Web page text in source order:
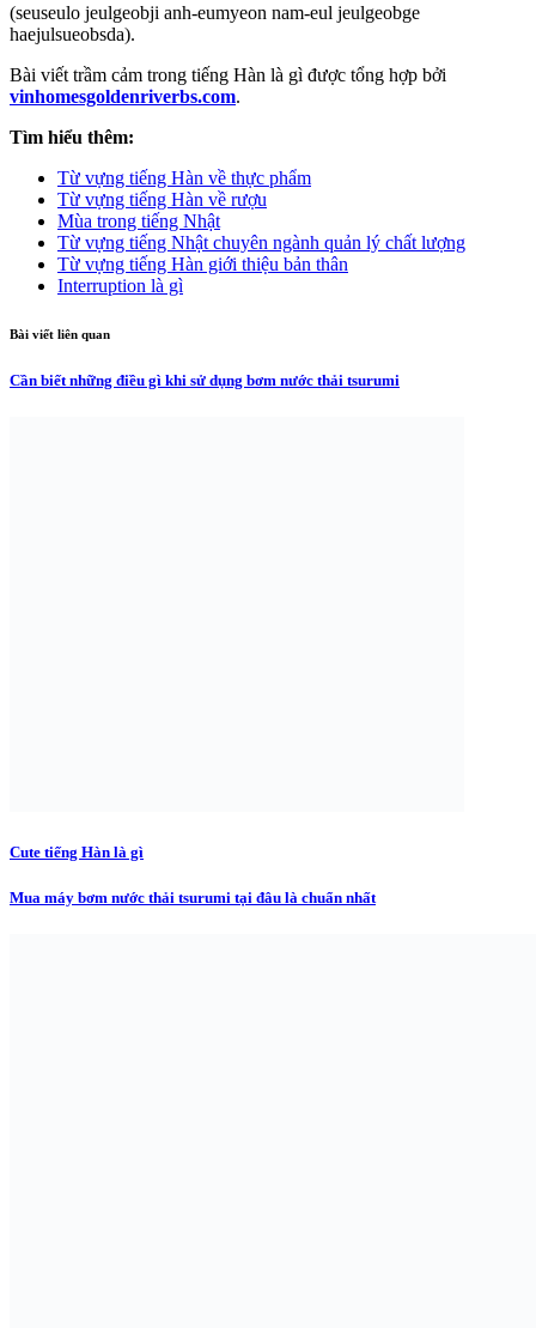
(seuseulo jeulgeobji anh-eumyeon nam-eul jeulgeobge
haejulsueobsda).
Bài viết trầm cảm trong tiếng Hàn là gì được tổng hợp bởi
vinhomesgoldenriverbs.com.
Tìm hiểu thêm:
Từ vựng tiếng Hàn về thực phẩm
Từ vựng tiếng Hàn về rượu
Mùa trong tiếng Nhật
Từ vựng tiếng Nhật chuyên ngành quản lý chất lượng
Từ vựng tiếng Hàn giới thiệu bản thân
Interruption là gì
Bài viết liên quan
Cần biết những điều gì khi sử dụng bơm nước thải tsurumi
Cute tiếng Hàn là gì
Mua máy bơm nước thải tsurumi tại đâu là chuẩn nhất